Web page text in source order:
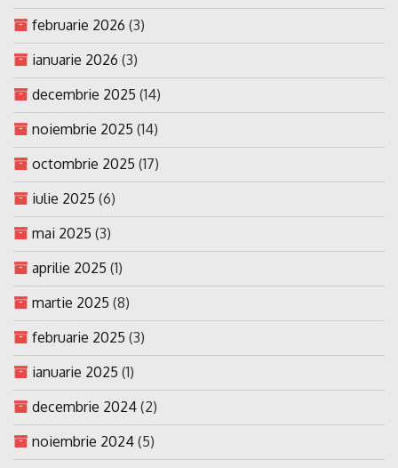
februarie 2026 (3)
ianuarie 2026 (3)
decembrie 2025 (14)
noiembrie 2025 (14)
octombrie 2025 (17)
iulie 2025 (6)
mai 2025 (3)
aprilie 2025 (1)
martie 2025 (8)
februarie 2025 (3)
ianuarie 2025 (1)
decembrie 2024 (2)
noiembrie 2024 (5)